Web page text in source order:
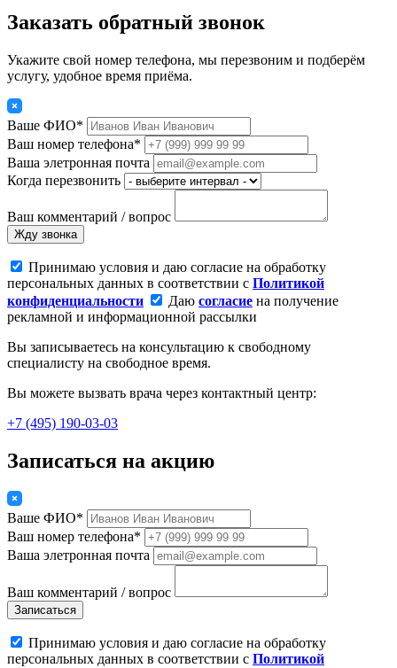
Заказать обратный звонок
Укажите свой номер телефона, мы перезвоним и подберём
услугу, удобное время приёма.
Ваше ФИО*
Ваш номер телефона*
Ваша элетронная почта
Когда перезвонить
Ваш комментарий / вопрос
Жду звонка
Принимаю условия и даю согласие на обработку
персональных данных в соответствии с Политикой
конфиденциальности
Даю согласие на получение
рекламной и информационной рассылки
Вы записываетесь на консультацию к свободному
специалисту на свободное время.
Вы можете вызвать врача через контактный центр:
+7 (495) 190-03-03
Записаться на акцию
Ваше ФИО*
Ваш номер телефона*
Ваша элетронная почта
Ваш комментарий / вопрос
Записаться
Принимаю условия и даю согласие на обработку
персональных данных в соответствии с Политикой